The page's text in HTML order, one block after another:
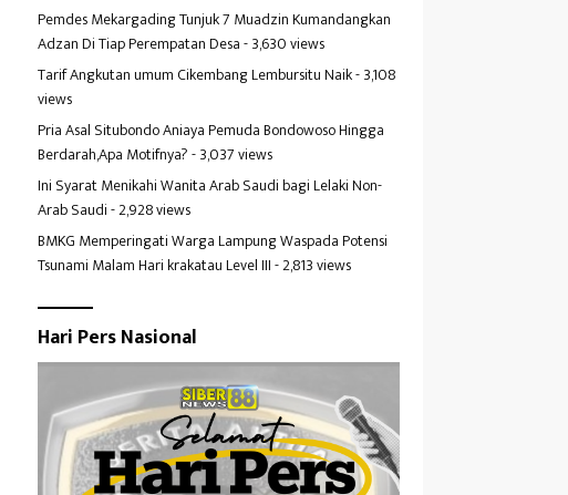
Pemdes Mekargading Tunjuk 7 Muadzin Kumandangkan
Adzan Di Tiap Perempatan Desa- 3,630 views
Tarif Angkutan umum Cikembang Lembursitu Naik- 3,108
views
Pria Asal Situbondo Aniaya Pemuda Bondowoso Hingga
Berdarah,Apa Motifnya?- 3,037 views
Ini Syarat Menikahi Wanita Arab Saudi bagi Lelaki Non-
Arab Saudi- 2,928 views
BMKG Memperingati Warga Lampung Waspada Potensi
Tsunami Malam Hari krakatau Level III- 2,813 views
Hari Pers Nasional